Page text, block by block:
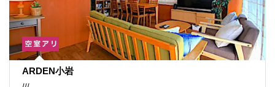
ARDEN小岩